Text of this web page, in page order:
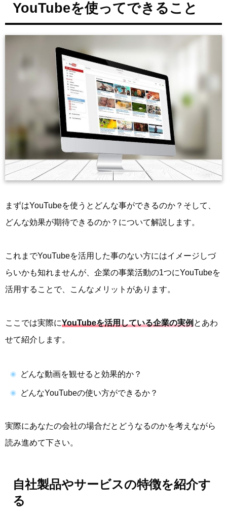
商品のリアルな使用感(色・音・シズル感な
商品やサービスの使い方、利用方法を説明す
採用活動や企業理念をPRする
ホームページに組み込むことができる
福岡での動画需要について
YouTube・動画ビジネスと福岡で始めたい方
は
YouTubeを使ってできること
まずはYouTubeを使うとどんな事ができるのか？そして、
どんな効果が期待できるのか？について解説します。
これまでYouTubeを活用した事のない方にはイメージしづ
らいかも知れませんが、企業の事業活動の1つにYouTubeを
活用することで、こんなメリットがあります。
ここでは実際にYouTubeを活用している企業の実例とあわ
せて紹介します。
どんな動画を観せると効果的か？
どんなYouTubeの使い方ができるか？
実際にあなたの会社の場合だとどうなるのかを考えながら
読み進めて下さい。
自社製品やサービスの特徴を紹介す
る